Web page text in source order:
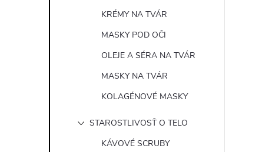
KRÉMY NA TVÁR
MASKY POD OČI
OLEJE A SÉRA NA TVÁR
MASKY NA TVÁR
KOLAGÉNOVÉ MASKY
STAROSTLIVOSŤ O TELO
KÁVOVÉ SCRUBY